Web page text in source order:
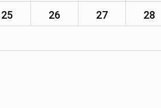
25 26 27 28